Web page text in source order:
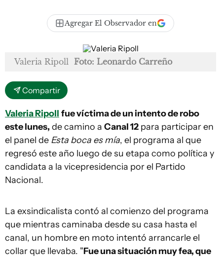
Agregar El Observador en
Valeria Ripoll Foto: Leonardo Carreño
Compartir
Valeria Ripoll fue víctima de un intento de robo
este lunes, de camino a Canal 12 para participar en
el panel de Esta boca es mía, el programa al que
regresó este año luego de su etapa como política y
candidata a la vicepresidencia por el Partido
Nacional.
La exsindicalista contó al comienzo del programa
que mientras caminaba desde su casa hasta el
canal, un hombre en moto intentó arrancarle el
collar que llevaba. "Fue una situación muy fea, que